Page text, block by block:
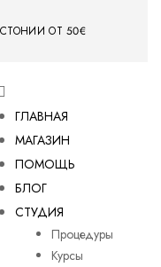
ОТ 50€
ГЛАВНАЯ
МАГАЗИН
ПОМОЩЬ
БЛОГ
СТУДИЯ
Процедуры
Курсы